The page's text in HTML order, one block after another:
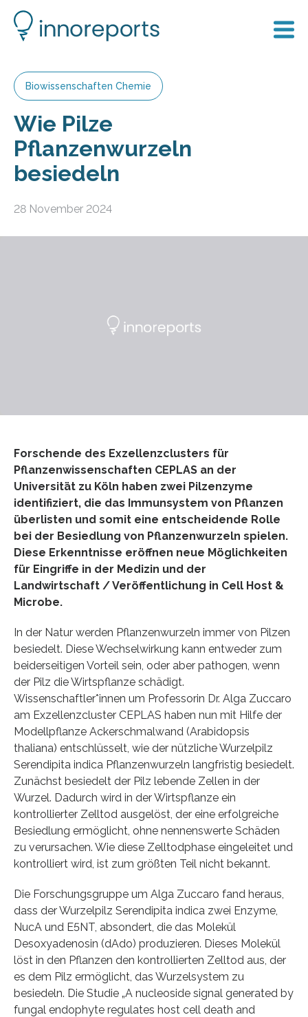
Biowissenschaften Chemie
Wie Pilze
Pflanzenwurzeln
besiedeln
28 November 2024
Forschende des Exzellenzclusters für
Pflanzenwissenschaften CEPLAS an der
Universität zu Köln haben zwei Pilzenzyme
identifiziert, die das Immunsystem von Pflanzen
überlisten und somit eine entscheidende Rolle
bei der Besiedlung von Pflanzenwurzeln spielen.
Diese Erkenntnisse eröffnen neue Möglichkeiten
für Eingriffe in der Medizin und der
Landwirtschaft / Veröffentlichung in Cell Host &
Microbe.
In der Natur werden Pflanzenwurzeln immer von Pilzen
besiedelt. Diese Wechselwirkung kann entweder zum
beiderseitigen Vorteil sein, oder aber pathogen, wenn
der Pilz die Wirtspflanze schädigt.
Wissenschaftler*innen um Professorin Dr. Alga Zuccaro
am Exzellenzcluster CEPLAS haben nun mit Hilfe der
Modellpflanze Ackerschmalwand (Arabidopsis
thaliana) entschlüsselt, wie der nützliche Wurzelpilz
Serendipita indica Pflanzenwurzeln langfristig besiedelt.
Zunächst besiedelt der Pilz lebende Zellen in der
Wurzel. Dadurch wird in der Wirtspflanze ein
kontrollierter Zelltod ausgelöst, der eine erfolgreiche
Besiedlung ermöglicht, ohne nennenswerte Schäden
zu verursachen. Wie diese Zelltodphase eingeleitet und
kontrolliert wird, ist zum größten Teil nicht bekannt.
Die Forschungsgruppe um Alga Zuccaro fand heraus,
dass der Wurzelpilz Serendipita indica zwei Enzyme,
NucA und E5NT, absondert, die das Molekül
Desoxyadenosin (dAdo) produzieren. Dieses Molekül
löst in den Pflanzen den kontrollierten Zelltod aus, der
es dem Pilz ermöglicht, das Wurzelsystem zu
besiedeln. Die Studie „A nucleoside signal generated by
fungal endophyte regulates host cell death and